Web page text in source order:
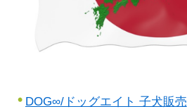
DOG∞/ドッグエイト 子犬販売